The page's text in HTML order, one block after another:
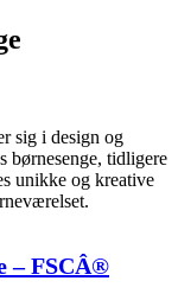
sig i design og
børnesenge, tidligere
unikke og kreative
– FSCÂ®